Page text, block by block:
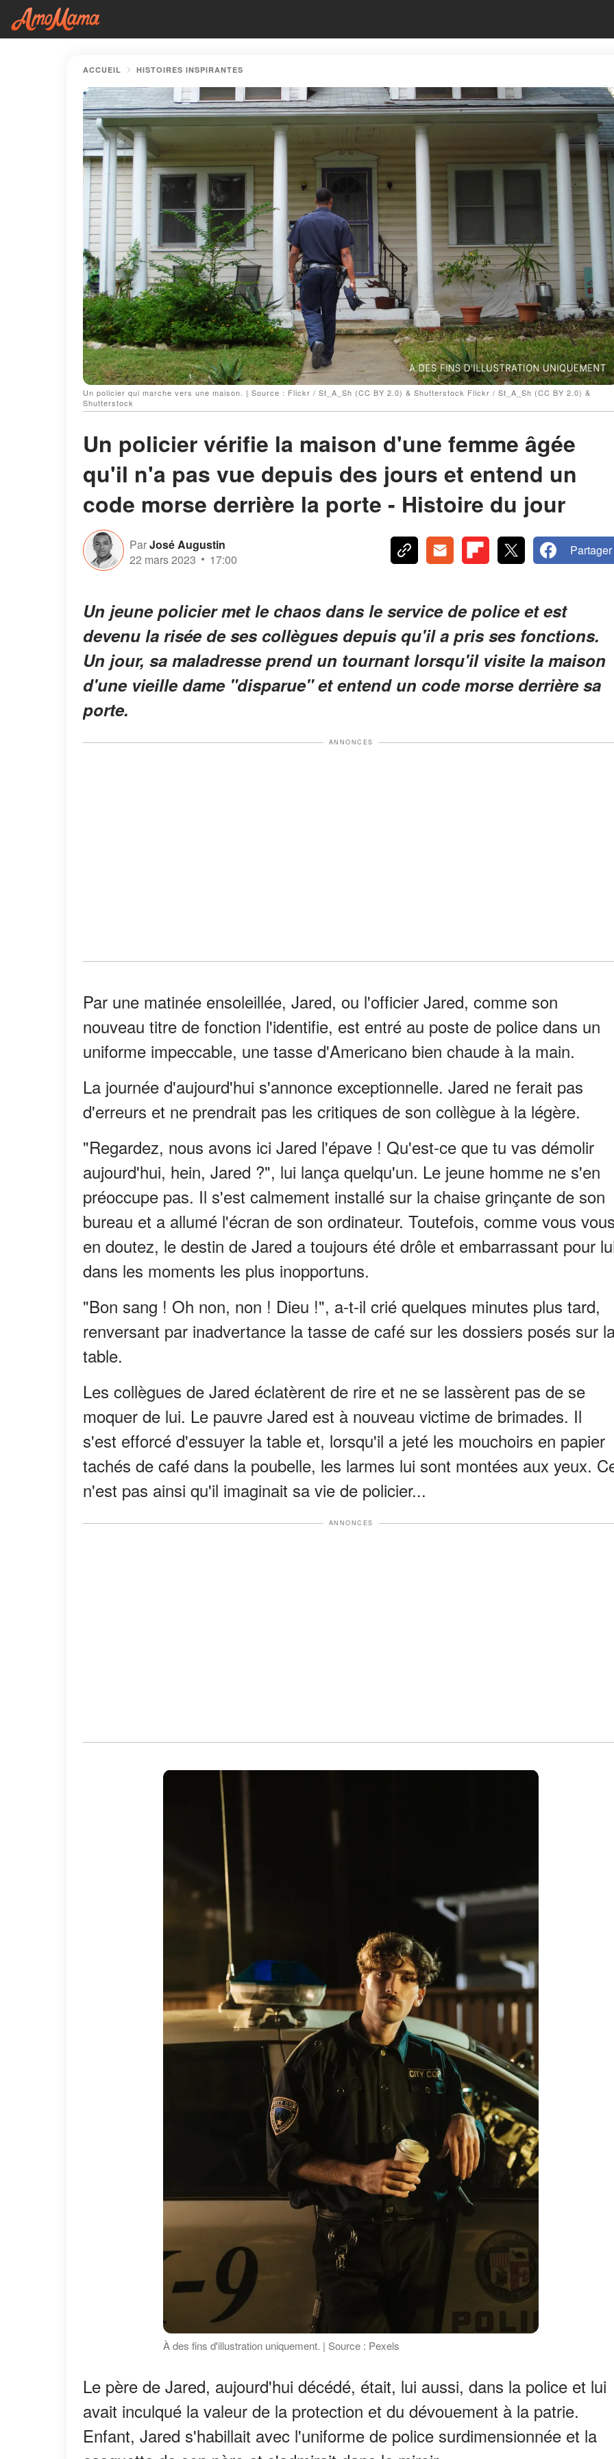
ACCUEIL HISTOIRES INSPIRANTES
Un policier qui marche vers une maison. | Source : Flickr / St_A_Sh (CC BY 2.0) & Shutterstock Flickr / St_A_Sh (CC BY 2.0) &
Shutterstock
Un policier vérifie la maison d'une femme âgée
qu'il n'a pas vue depuis des jours et entend un
code morse derrière la porte - Histoire du jour
ParJosé Augustin
22 mars 2023
17:00
Partager
Un jeune policier met le chaos dans le service de police et est
devenu la risée de ses collègues depuis qu'il a pris ses fonctions.
Un jour, sa maladresse prend un tournant lorsqu'il visite la maison
d'une vieille dame "disparue" et entend un code morse derrière sa
porte.
ANNONCES
Par une matinée ensoleillée, Jared, ou l'officier Jared, comme son
nouveau titre de fonction l'identifie, est entré au poste de police dans un
uniforme impeccable, une tasse d'Americano bien chaude à la main.
La journée d'aujourd'hui s'annonce exceptionnelle. Jared ne ferait pas
d'erreurs et ne prendrait pas les critiques de son collègue à la légère.
"Regardez, nous avons ici Jared l'épave ! Qu'est-ce que tu vas démolir
aujourd'hui, hein, Jared ?", lui lança quelqu'un. Le jeune homme ne s'en
préoccupe pas. Il s'est calmement installé sur la chaise grinçante de son
bureau et a allumé l'écran de son ordinateur. Toutefois, comme vous
en doutez, le destin de Jared a toujours été drôle et embarrassant pour
dans les moments les plus inopportuns.
"Bon sang ! Oh non, non ! Dieu !", a-t-il crié quelques minutes plus tard,
renversant par inadvertance la tasse de café sur les dossiers posés sur
table.
Les collègues de Jared éclatèrent de rire et ne se lassèrent pas de se
moquer de lui. Le pauvre Jared est à nouveau victime de brimades. Il
s'est efforcé d'essuyer la table et, lorsqu'il a jeté les mouchoirs en papier
tachés de café dans la poubelle, les larmes lui sont montées aux yeux.
n'est pas ainsi qu'il imaginait sa vie de policier...
ANNONCES
À des fins d'illustration uniquement. | Source : Pexels
Le père de Jared, aujourd'hui décédé, était, lui aussi, dans la police et lui
avait inculqué la valeur de la protection et du dévouement à la patrie.
Enfant, Jared s'habillait avec l'uniforme de police surdimensionnée et la